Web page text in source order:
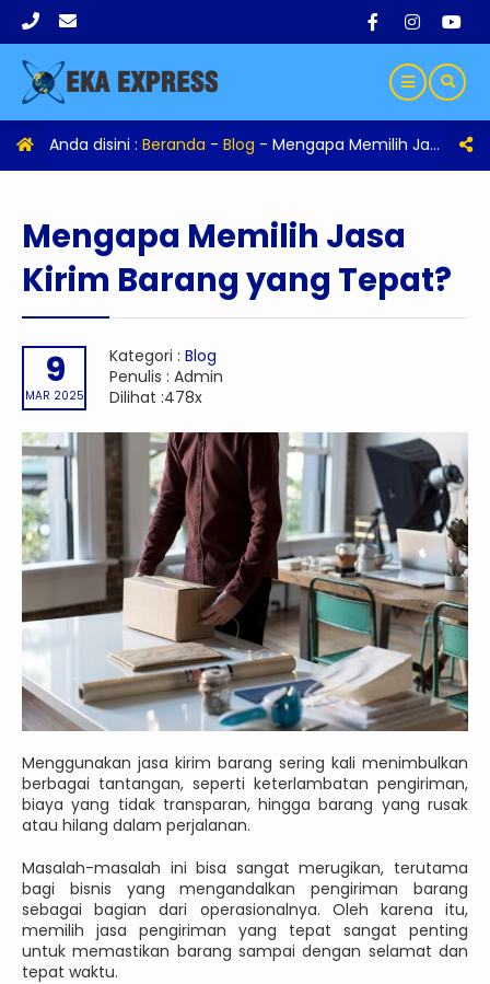
Anda disini : Beranda - Blog - Mengapa Memilih Jasa Kirim Barang yang Tepat?
Mengapa Memilih Jasa
Kirim Barang yang Tepat?
9
MAR 2025
Kategori : Blog
Penulis : Admin
Dilihat :478x
Menggunakan jasa kirim barang sering kali menimbulkan
berbagai tantangan, seperti keterlambatan pengiriman,
biaya yang tidak transparan, hingga barang yang rusak
atau hilang dalam perjalanan.
Masalah-masalah ini bisa sangat merugikan, terutama
bagi bisnis yang mengandalkan pengiriman barang
sebagai bagian dari operasionalnya. Oleh karena itu,
memilih jasa pengiriman yang tepat sangat penting
untuk memastikan barang sampai dengan selamat dan
tepat waktu.